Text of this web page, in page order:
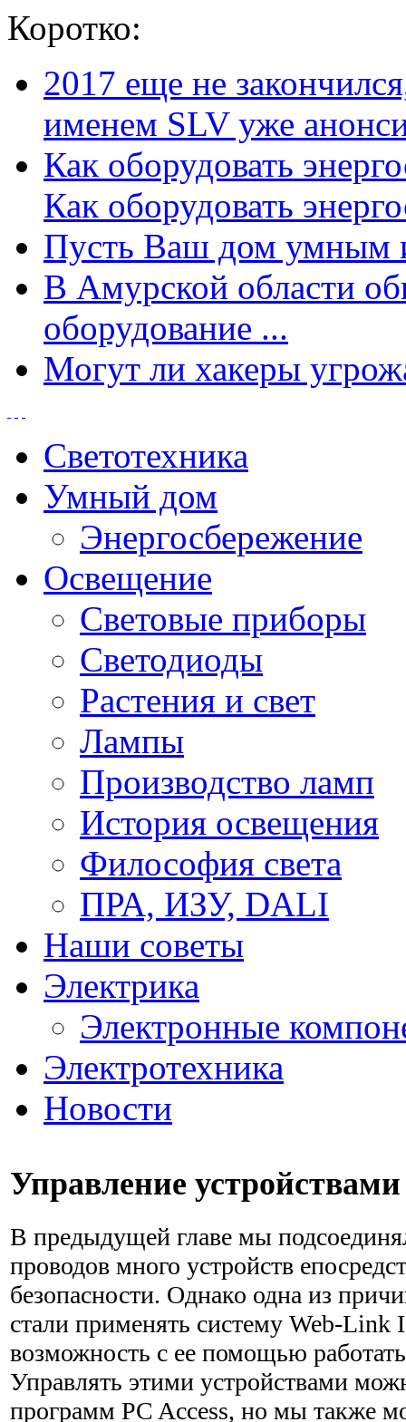
Коротко:
2017 еще не
именем SLV уже
Как оборудовать
Как оборудовать
Пусть Ваш дом умным
В Амурской области
оборудование ...
Могут ли хакеры
Светотехника
Умный дом
Энергосбережение
Освещение
Световые приборы
Светодиоды
Растения и свет
Лампы
Производство ламп
История освещения
Философия света
ПРА, ИЗУ, DALI
Наши советы
Электрика
Электронные
Электротехника
Новости
Управление
В предыдущей главе мы
проводов много устройств
безопасности. Однако одна из
стали применять систему Web-Link
возможность с ее помощью
Управлять этими устройствами
программ PC Access, но мы также